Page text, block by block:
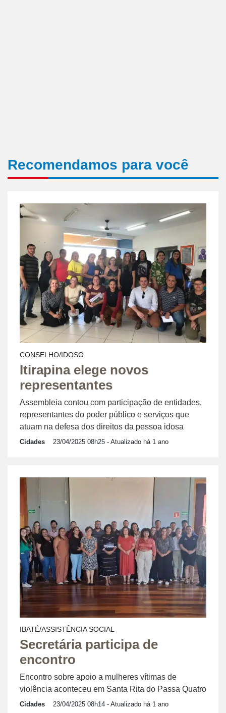
Recomendamos para você
CONSELHO/IDOSO
Itirapina elege novos
representantes
Assembleia contou com participação de entidades,
representantes do poder público e serviços que
atuam na defesa dos direitos da pessoa idosa
Cidades 23/04/2025 08h25 - Atualizado há 1 ano
IBATÉ/ASSISTÊNCIA SOCIAL
Secretária participa de
encontro
Encontro sobre apoio a mulheres vítimas de
violência aconteceu em Santa Rita do Passa Quatro
Cidades 23/04/2025 08h14 - Atualizado há 1 ano